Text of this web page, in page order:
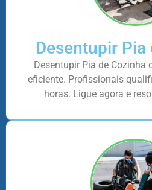
Desentupir Pia
Desentupir Pia de Cozinha
eficiente. Profissionais
horas. Ligue agora e